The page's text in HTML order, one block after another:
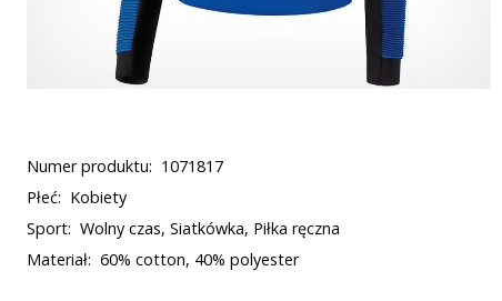
Numer produktu: 1071817
Płeć: Kobiety
Sport: Wolny czas, Siatkówka, Piłka ręczna
Materiał: 60% cotton, 40% polyester